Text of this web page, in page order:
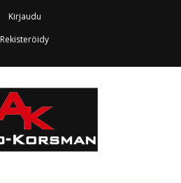
Kirjaudu
Rekisteröidy